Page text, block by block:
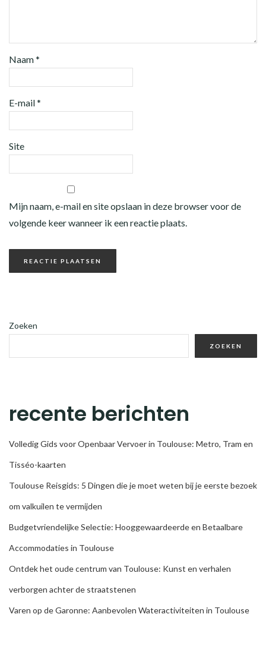
Naam*
E-mail*
Site
Mijn naam, e-mail en site opslaan in deze browser voor de
volgende keer wanneer ik een reactie plaats.
Zoeken
ZOEKEN
recente berichten
Volledig Gids voor Openbaar Vervoer in Toulouse: Metro, Tram en
Tisséo-kaarten
Toulouse Reisgids: 5 Dingen die je moet weten bij je eerste bezoek
om valkuilen te vermijden
Budgetvriendelijke Selectie: Hooggewaardeerde en Betaalbare
Accommodaties in Toulouse
Ontdek het oude centrum van Toulouse: Kunst en verhalen
verborgen achter de straatstenen
Varen op de Garonne: Aanbevolen Wateractiviteiten in Toulouse